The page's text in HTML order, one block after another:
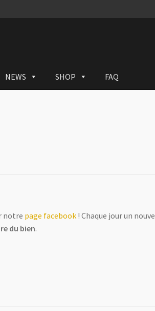
NEWS SHOP FAQ
notre page facebook ! Chaque jour un
du bien.